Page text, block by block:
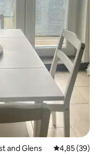
and Glens Середня
4,85 (39)